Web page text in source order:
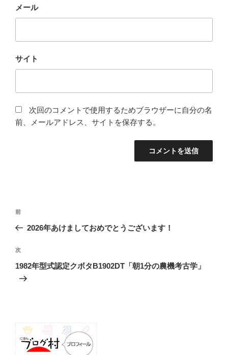
メール
サイト
次回のコメントで使用するためブラウザーに自分の名
前、メールアドレス、サイトを保存する。
投
ナ
ビ
ゲ
ー
ン
前
の
稿
前
2026年あけましておめでとうございます！
次
の
次
1982年型式認定クボタB1902DT「朝1分の農機考古学」